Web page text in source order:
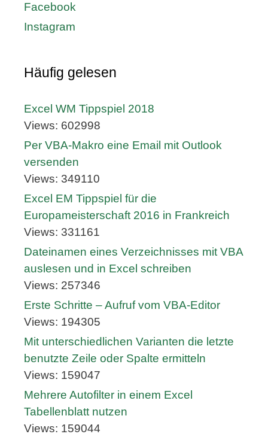
Facebook
Instagram
Häufig gelesen
Excel WM Tippspiel 2018
Views: 602998
Per VBA-Makro eine Email mit Outlook
versenden
Views: 349110
Excel EM Tippspiel für die
Europameisterschaft 2016 in Frankreich
Views: 331161
Dateinamen eines Verzeichnisses mit VBA
auslesen und in Excel schreiben
Views: 257346
Erste Schritte – Aufruf vom VBA-Editor
Views: 194305
Mit unterschiedlichen Varianten die letzte
benutzte Zeile oder Spalte ermitteln
Views: 159047
Mehrere Autofilter in einem Excel
Tabellenblatt nutzen
Views: 159044